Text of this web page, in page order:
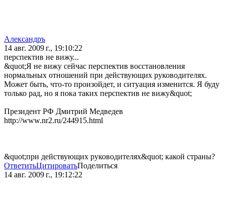
Александръ
14 авг. 2009 г., 19:10:22
перспектив не вижу...
&quot;Я не вижу сейчас перспектив восстановления
нормальных отношений при действующих руководителях.
Может быть, что-то произойдет, и ситуация изменится. Я буду
только рад, но я пока таких перспектив не вижу&quot;
Президент РФ Дмитрий Медведев
http://www.nr2.ru/244915.html
&quot;при действующих руководителях&quot; какой страны?
ОтветитьЦитироватьПоделиться
14 авг. 2009 г., 19:12:22